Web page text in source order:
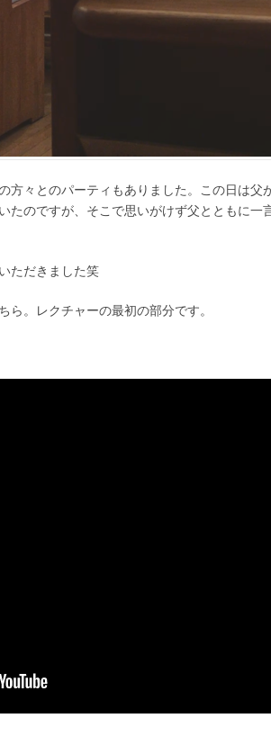
方々とのパーティもありました。この日は父
たのですが、そこで思いがけず父とともに一
ただきました笑
ら。レクチャーの最初の部分です。